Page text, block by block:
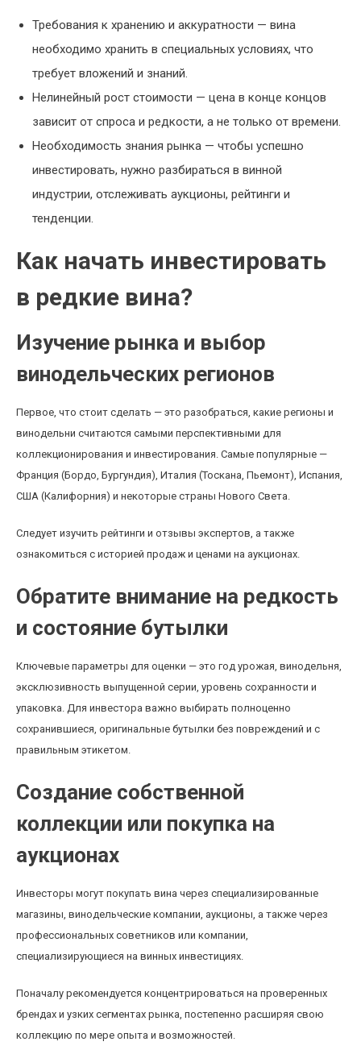
Требования к хранению и аккуратности — вина
необходимо хранить в специальных условиях, что
требует вложений и знаний.
Нелинейный рост стоимости — цена в конце концов
зависит от спроса и редкости, а не только от времени.
Необходимость знания рынка — чтобы успешно
инвестировать, нужно разбираться в винной
индустрии, отслеживать аукционы, рейтинги и
тенденции.
Как начать инвестировать
в редкие вина?
Изучение рынка и выбор
винодельческих регионов
Первое, что стоит сделать — это разобраться, какие регионы и
винодельни считаются самыми перспективными для
коллекционирования и инвестирования. Самые популярные —
Франция (Бордо, Бургундия), Италия (Тоскана, Пьемонт), Испания,
США (Калифорния) и некоторые страны Нового Света.
Следует изучить рейтинги и отзывы экспертов, а также
ознакомиться с историей продаж и ценами на аукционах.
Обратите внимание на редкость
и состояние бутылки
Ключевые параметры для оценки — это год урожая, винодельня,
эксклюзивность выпущенной серии, уровень сохранности и
упаковка. Для инвестора важно выбирать полноценно
сохранившиеся, оригинальные бутылки без повреждений и с
правильным этикетом.
Создание собственной
коллекции или покупка на
аукционах
Инвесторы могут покупать вина через специализированные
магазины, винодельческие компании, аукционы, а также через
профессиональных советников или компании,
специализирующиеся на винных инвестициях.
Поначалу рекомендуется концентрироваться на проверенных
брендах и узких сегментах рынка, постепенно расширяя свою
коллекцию по мере опыта и возможностей.